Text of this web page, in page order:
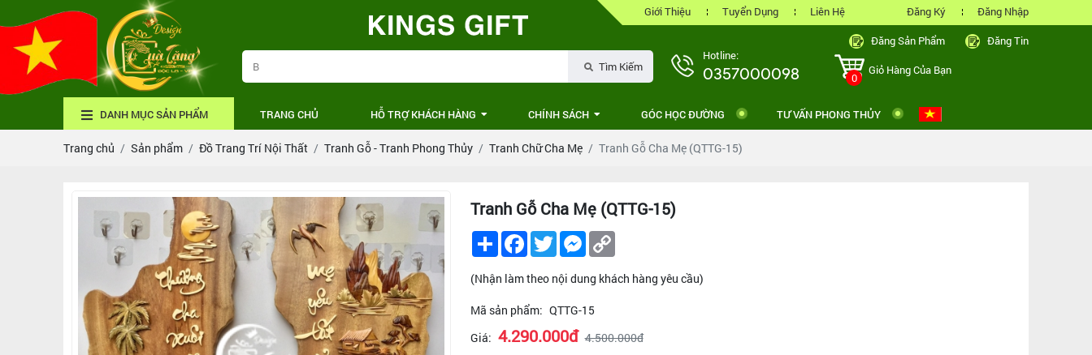
Tìm Kiếm
Hotline:
0357000098 0
Giỏ Hàng Của Bạn
Giới Thiệu Tuyển Dụng Liên Hệ Đăng Ký
Đăng Nhập
Đăng Sản Phẩm
Đăng Tin
DANH MỤC SẢN PHẨM TRANG CHỦ HỖ TRỢ KHÁCH HÀNG CHÍNH SÁCH GÓC HỌC ĐƯỜNG TƯ VẤN PHONG THỦY
Trang chủ Sản phẩm Đồ Trang Trí Nội Thất Tranh Gỗ - Tranh Phong Thủy Tranh Chữ Cha Mẹ Tranh Gỗ Cha Mẹ (QTTG-15)
Tranh Gỗ Cha Mẹ (QTTG-15)
ShareFacebook
TwitterMessenger
Copy
(Nhận làm theo nội dung khách hàng yêu cầu)
Mã sản phẩm: QTTG-15
Giá: 4.290.000đ 4.500.000đ